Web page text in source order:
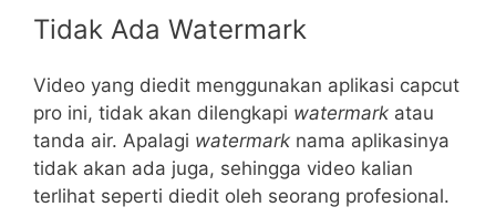
Tidak Ada Watermark
Video yang diedit menggunakan aplikasi capcut
pro ini, tidak akan dilengkapi watermark atau
tanda air. Apalagi watermark nama aplikasinya
tidak akan ada juga, sehingga video kalian
terlihat seperti diedit oleh seorang profesional.